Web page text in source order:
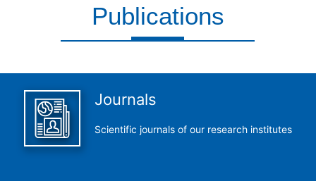
Publications
Journals
Scientific journals of our research institutes